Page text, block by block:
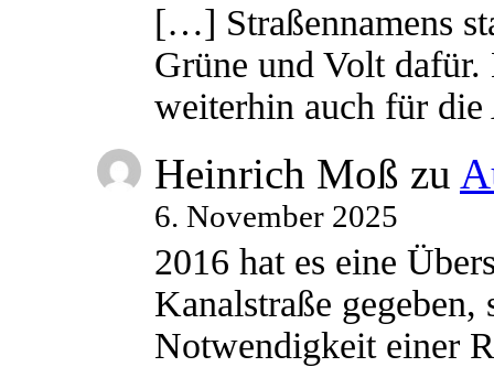
[…] Straßennamens
Grüne und Volt
weiterhin auch für
Heinrich Moß zu
6. November 2025
2016 hat es eine
Kanalstraße
Notwendigkeit einer